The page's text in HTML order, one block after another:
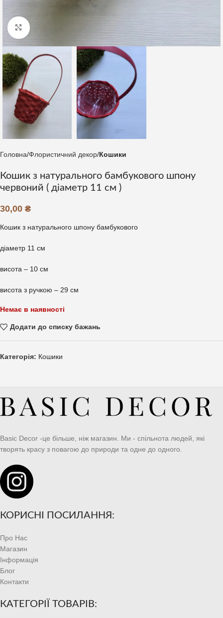
Клацніть, щоб збільшити
Головна Флористичний декор Кошики
Кошик з натурального бамбукового шпону
червоний ( діаметр 11 см )
30,00 ₴
Кошик з натурального шпону бамбукового
діаметр 11 см
висота – 10 см
висота з ручкою – 29 см
Немає в наявності
Додати до списку бажань
Категорія: Кошики
Basic Decor -це більше, ніж магазин. Ми - спільнота людей, які
творять красу з повагою до природи та одне до одного.
КОРИСНІ ПОСИЛАННЯ:
Про Нас
Магазин
Інформація
Блог
Контакти
КАТЕГОРІЇ ТОВАРІВ: